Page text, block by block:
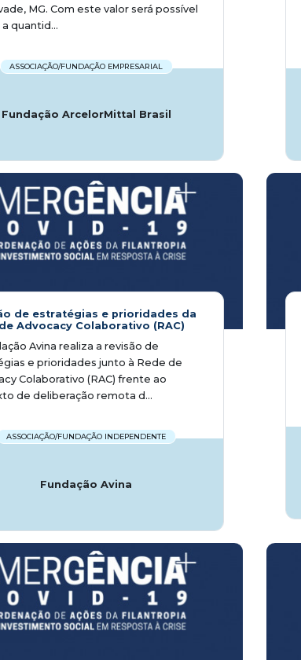
MG. Com este valor será possível
quantid...
ASSOCIAÇÃO/FUNDAÇÃO EMPRESARIAL
Fundação ArcelorMittal Brasil
de estratégias e prioridades da
Advocacy Colaborativo (RAC)
Avina realiza a revisão de
e prioridades junto à Rede de
Colaborativo (RAC) frente ao
de deliberação remota d...
ASSOCIAÇÃO/FUNDAÇÃO INDEPENDENTE
Fundação Avina